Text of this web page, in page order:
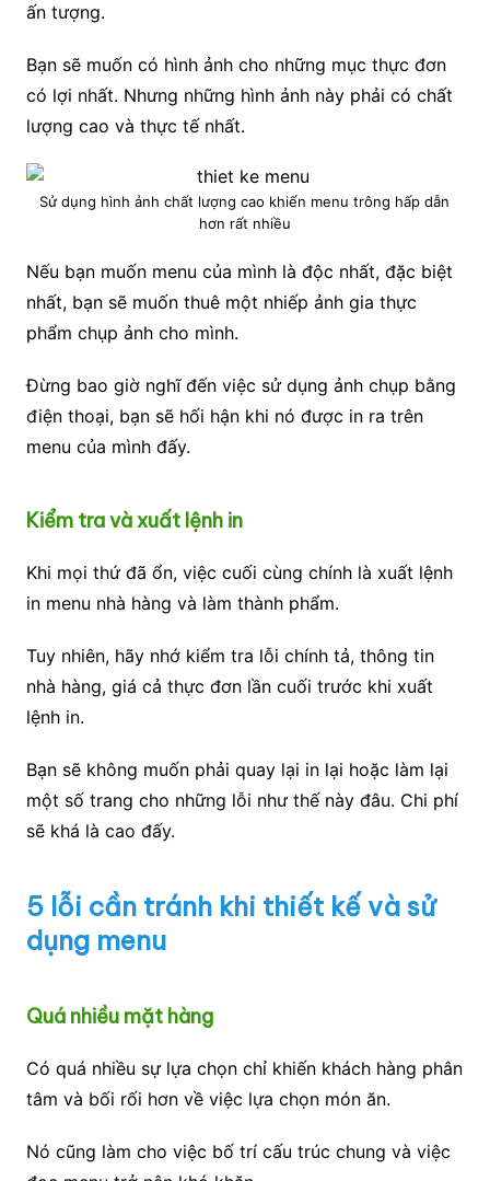
ấn tượng.
Bạn sẽ muốn có hình ảnh cho những mục thực đơn
có lợi nhất. Nhưng những hình ảnh này phải có chất
lượng cao và thực tế nhất.
Sử dụng hình ảnh chất lượng cao khiến menu trông hấp dẫn
hơn rất nhiều
Nếu bạn muốn menu của mình là độc nhất, đặc biệt
nhất, bạn sẽ muốn thuê một nhiếp ảnh gia thực
phẩm chụp ảnh cho mình.
Đừng bao giờ nghĩ đến việc sử dụng ảnh chụp bằng
điện thoại, bạn sẽ hối hận khi nó được in ra trên
menu của mình đấy.
Kiểm tra và xuất lệnh in
Khi mọi thứ đã ổn, việc cuối cùng chính là xuất lệnh
in menu nhà hàng và làm thành phẩm.
Tuy nhiên, hãy nhớ kiểm tra lỗi chính tả, thông tin
nhà hàng, giá cả thực đơn lần cuối trước khi xuất
lệnh in.
Bạn sẽ không muốn phải quay lại in lại hoặc làm lại
một số trang cho những lỗi như thế này đâu. Chi phí
sẽ khá là cao đấy.
5 lỗi cần tránh khi thiết kế và sử
dụng menu
Quá nhiều mặt hàng
Có quá nhiều sự lựa chọn chỉ khiến khách hàng phân
tâm và bối rối hơn về việc lựa chọn món ăn.
Nó cũng làm cho việc bố trí cấu trúc chung và việc